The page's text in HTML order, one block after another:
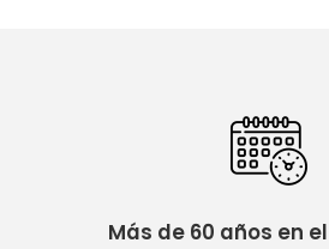
Más de 60 años en